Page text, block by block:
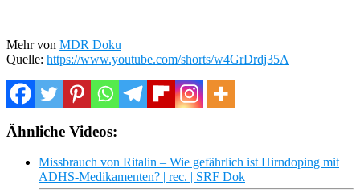
Mehr von MDR Doku
Quelle: https://www.youtube.com/shorts/w4GrDrdj35A
Ähnliche Videos:
Missbrauch von Ritalin – Wie gefährlich ist Hirndoping mit
ADHS-Medikamenten? | rec. | SRF Dok